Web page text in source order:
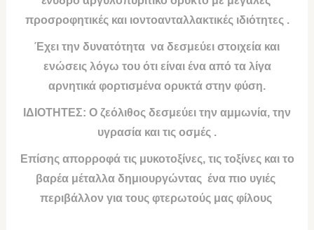
προσροφητικές και ιοντοανταλλακτικές ιδιότητες .
Έχει την δυνατότητα να δεσμεύει στοιχεία και
ενώσεις λόγω του ότι είναι ένα από τα λίγα
αρνητικά φορτισμένα ορυκτά στην φύση.
ΙΔΙΟΤΗΤΕΣ: Ο ζεόλιθος δεσμεύει την αμμωνία, την
υγρασία και τις οσμές .
Επίσης απορροφά τις μυκοτοξίνες, τις τοξίνες και το
βαρέα μέταλλα δημιουργώντας ένα πιο υγιές
περιβάλλον για τους φτερωτούς μας φίλους